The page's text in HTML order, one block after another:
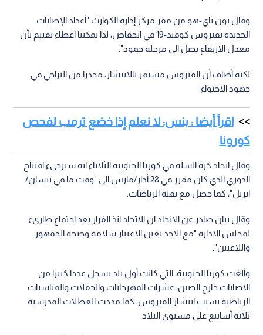
وقال يون تاي-هو من مقر مركز إدارة الكوارث "أعداد الإصابات
الجديدة بفيروس كوفيد-19 في انخفاض، لذا يمكننا اعطاء تقييم بأن
معدل الارتفاع يصل الى مرحلة جمود".
لكنه أضاف أن الفيروس مستمر بالانتشار، محذرا من التراخي في
جهود الاحتواء.
اقرأ أيضا : بنس: لا نعلم إذا خضع ترمب لفحص
كورونا
وقال اتحاد كرة السلة في كوريا الجنوبية الثلاثاء انه سيرجىء افتتاح
الدوري الذي كان مقرر في 28 آذار/مارس الى "وقت ما في نيسان/
ابريل"، كما حصل مع بقية الرياضات.
وقال بيان صادر عن الاتحاد ان الاتحاد اتذ القرار بعد اجتماع طارىء
لمجلس الادارة "مع الاخذ بعين الاعتبار سلامة وصحة الجمهور
واللاعبين".
وألغت كوريا الجنوبية، التي كانت أول بلد يسجل عددا كبيرا من
الاصابات خارج الصين، عشرات المهرجانات والحفلات والمناسبات
الرياضية بسبب انتشار الفيروس، كما مددت العطلات المدرسية
ثلاثة أسابيع على مستوى البلاد.